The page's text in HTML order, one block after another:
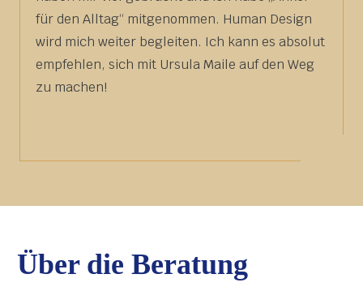
für den Alltag“ mitgenommen. Human Design
wird mich weiter begleiten. Ich kann es absolut
empfehlen, sich mit Ursula Maile auf den Weg
zu machen!
Über die Beratung